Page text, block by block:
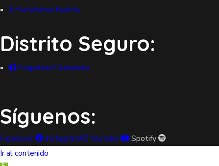
Plataforma Facilita
Distrito Seguro:
Seguridad Ciudadana
Síguenos:
Facebook Instagram Youtube
Spotify
Ir al contenido